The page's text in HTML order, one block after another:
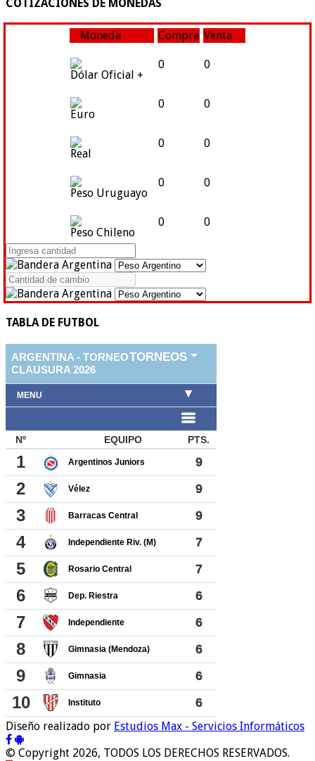
COTIZACIONES DE MONEDAS
Moneda Compra Venta
Dólar Oficial +
0 0
Euro
0 0
Real
0 0
Peso Uruguayo
0 0
Peso Chileno
0 0
TABLA DE FUTBOL
Diseño realizado por Estudios Max - Servicios Informáticos
© Copyright 2026, TODOS LOS DERECHOS RESERVADOS.